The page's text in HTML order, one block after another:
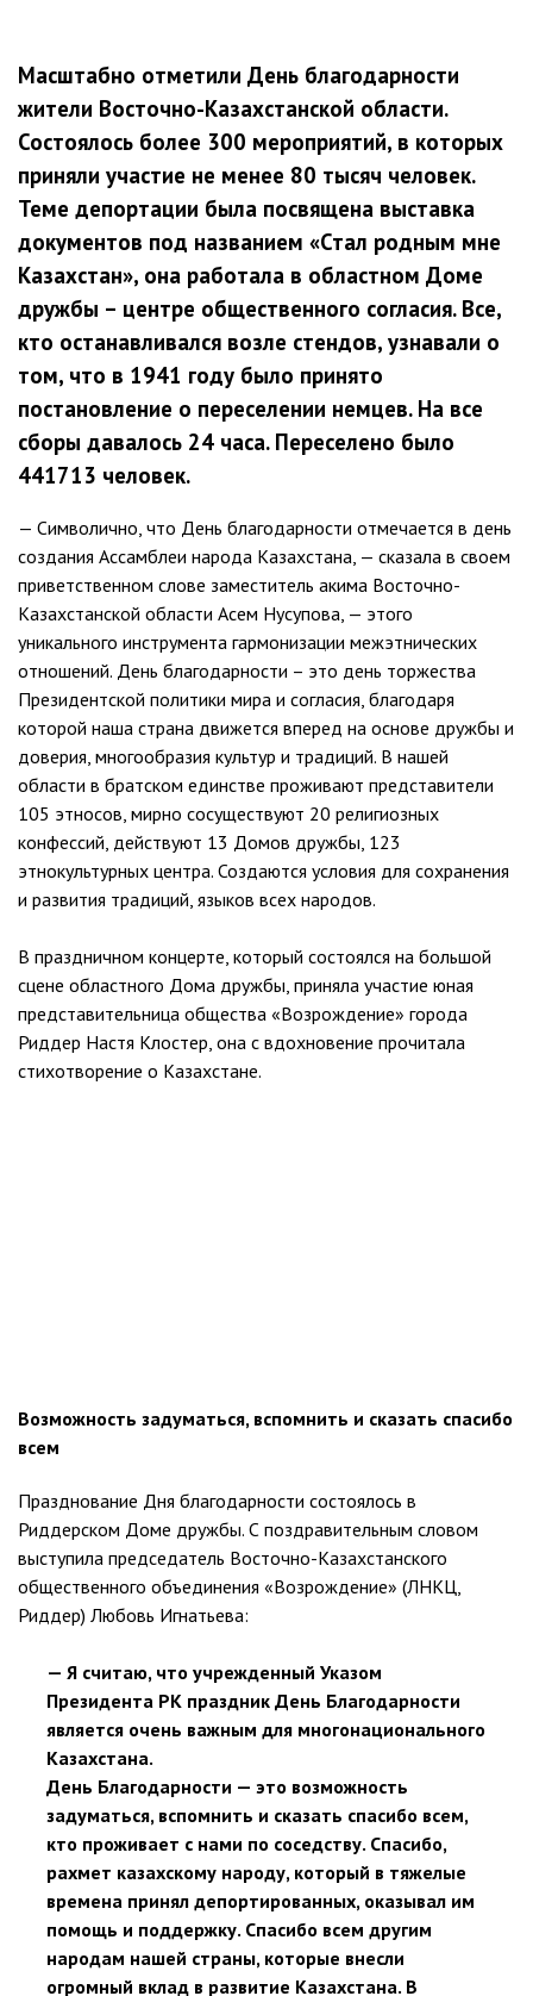
Масштабно отметили День благодарности
жители Восточно-Казахстанской области.
Состоялось более 300 мероприятий, в которых
приняли участие не менее 80 тысяч человек.
Теме депортации была посвящена выставка
документов под названием «Стал родным мне
Казахстан», она работала в областном Доме
дружбы – центре общественного согласия. Все,
кто останавливался возле стендов, узнавали о
том, что в 1941 году было принято
постановление о переселении немцев. На все
сборы давалось 24 часа. Переселено было
441713 человек.
— Символично, что День благодарности отмечается в день
создания Ассамблеи народа Казахстана, — сказала в своем
приветственном слове заместитель акима Восточно-
Казахстанской области Асем Нусупова, — этого
уникального инструмента гармонизации межэтнических
отношений. День благодарности – это день торжества
Президентской политики мира и согласия, благодаря
которой наша страна движется вперед на основе дружбы и
доверия, многообразия культур и традиций. В нашей
области в братском единстве проживают представители
105 этносов, мирно сосуществуют 20 религиозных
конфессий, действуют 13 Домов дружбы, 123
этнокультурных центра. Создаются условия для сохранения
и развития традиций, языков всех народов.
В праздничном концерте, который состоялся на большой
сцене областного Дома дружбы, приняла участие юная
представительница общества «Возрождение» города
Риддер Настя Клостер, она с вдохновение прочитала
стихотворение о Казахстане.
Возможность задуматься, вспомнить и сказать спасибо
всем
Празднование Дня благодарности состоялось в
Риддерском Доме дружбы. С поздравительным словом
выступила председатель Восточно-Казахстанского
общественного объединения «Возрождение» (ЛНКЦ,
Риддер) Любовь Игнатьева:
— Я считаю, что учрежденный Указом
Президента РК праздник День Благодарности
является очень важным для многонационального
Казахстана.
День Благодарности — это возможность
задуматься, вспомнить и сказать спасибо всем,
кто проживает с нами по соседству. Спасибо,
рахмет казахскому народу, который в тяжелые
времена принял депортированных, оказывал им
помощь и поддержку. Спасибо всем другим
народам нашей страны, которые внесли
огромный вклад в развитие Казахстана. В